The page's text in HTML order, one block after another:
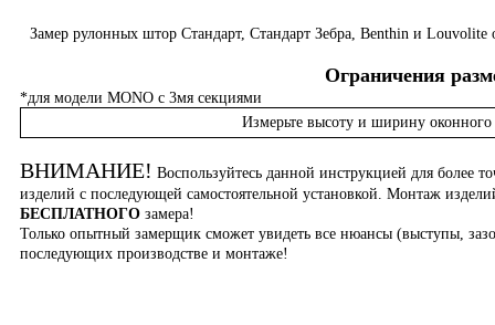
Замер рулонных штор Стандарт, Стандарт Зебра, Benthin и
Ограничения
*для модели MONO с 3мя секциями
Измерьте высоту и ширину оконного
ВНИМАНИЕ! Воспользуйтесь данной инструкцией для более
изделий с последующей самостоятельной установкой. Монтаж
БЕСПЛАТНОГО замера!
Только опытный замерщик сможет увидеть все нюансы (выступы,
последующих производстве и монтаже!